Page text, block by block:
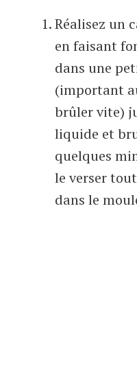
Réalisez un
en faisant
dans une
(important
brûler vite)
liquide et
quelques
le verser
dans le